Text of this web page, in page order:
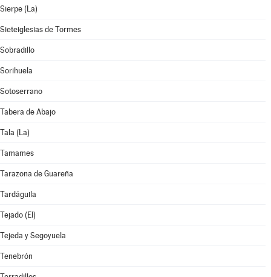
Sierpe (La)
Sieteiglesias de Tormes
Sobradillo
Sorihuela
Sotoserrano
Tabera de Abajo
Tala (La)
Tamames
Tarazona de Guareña
Tardáguila
Tejado (El)
Tejeda y Segoyuela
Tenebrón